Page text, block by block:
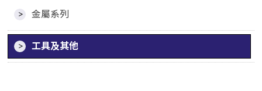
金屬系列
工具及其他